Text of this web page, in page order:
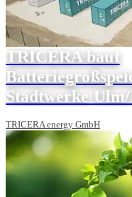
TRICERA baut
Stadtwerke
TRICERA energy GmbH